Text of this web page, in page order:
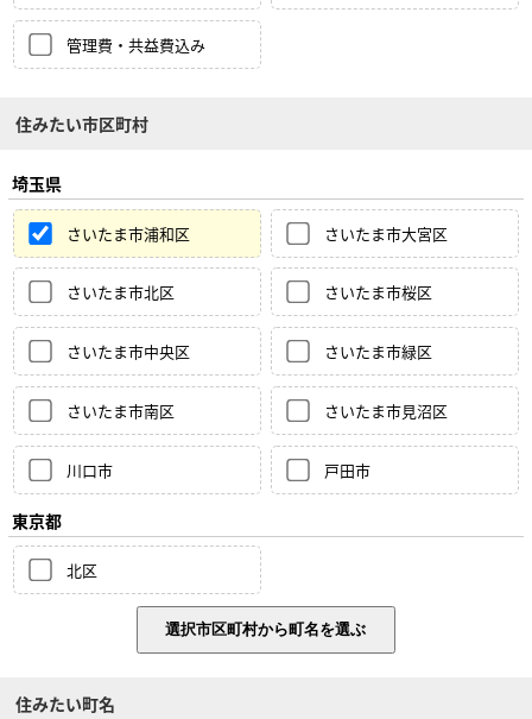
管理費・共益費込み
住みたい市区町村
埼玉県
さいたま市浦和区 さいたま市大宮区
さいたま市北区 さいたま市桜区
さいたま市中央区 さいたま市緑区
さいたま市南区 さいたま市見沼区
川口市 戸田市
東京都
北区
住みたい町名